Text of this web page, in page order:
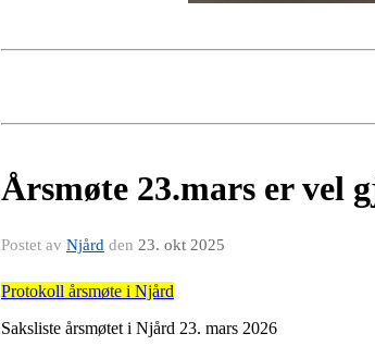
Årsmøte 23.mars er vel
Postet av Njård den 23. okt 2025
Protokoll årsmøte i Njård
Saksliste årsmøtet i Njård 23. mars 2026